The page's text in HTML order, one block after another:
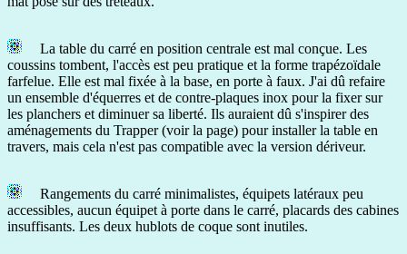
La table du carré en position centrale est mal conçue. Les
coussins tombent, l'accès est peu pratique et la forme trapézoïdale
farfelue. Elle est mal fixée à la base, en porte à faux. J'ai dû refaire
un ensemble d'équerres et de contre-plaques inox pour la fixer sur
les planchers et diminuer sa liberté. Ils auraient dû s'inspirer des
aménagements du Trapper (voir la page) pour installer la table en
travers, mais cela n'est pas compatible avec la version dériveur.
Rangements du carré minimalistes, équipets latéraux peu
accessibles, aucun équipet à porte dans le carré, placards des cabines
insuffisants. Les deux hublots de coque sont inutiles.